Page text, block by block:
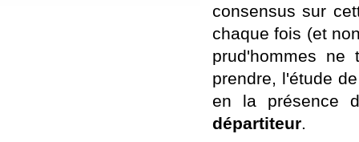
consensus sur
chaque fois (et
prud'hommes
prendre, l'étude
en la présence
départiteur.